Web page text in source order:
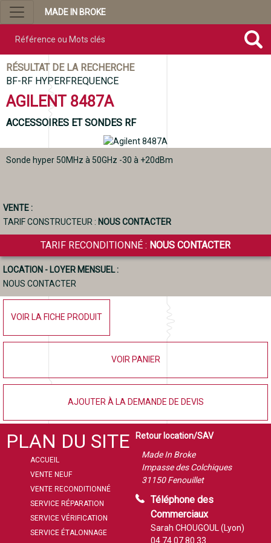
MADE IN BROKE
RÉSULTAT DE LA RECHERCHE
BF-RF HYPERFREQUENCE
AGILENT 8487A
ACCESSOIRES ET SONDES RF
Sonde hyper 50MHz à 50GHz -30 à +20dBm
VENTE :
TARIF CONSTRUCTEUR : NOUS CONTACTER
TARIF RECONDITIONNÉ : NOUS CONTACTER
LOCATION - LOYER MENSUEL :
NOUS CONTACTER
VOIR LA FICHE PRODUIT
VOIR PANIER
AJOUTER À LA DEMANDE DE DEVIS
PLAN DU SITE
ACCUEIL
VENTE NEUF
VENTE RECONDITIONNÉ
SERVICE RÉPARATION
SERVICE VÉRIFICATION
SERVICE ÉTALONNAGE
Retour location/SAV
Made In Broke
Impasse des Colchiques
31150 Fenouillet
Téléphone des
Commerciaux
Sarah CHOUGOUL (Lyon)
04 74 07 80 33